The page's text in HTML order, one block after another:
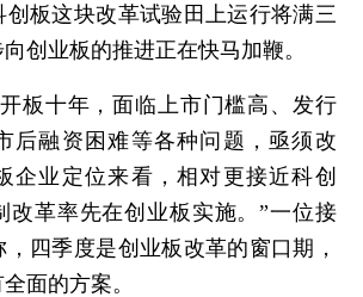
板这块改革试验田上运行将满三
创业板的推进正在快马加鞭。
十年，面临上市门槛高、发行
后融资困难等各种问题，亟须改
企业定位来看，相对更接近科创
改革率先在创业板实施。”一位接
四季度是创业板改革的窗口期，
面的方案。